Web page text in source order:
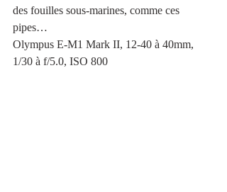
des fouilles sous-marines, comme ces
pipes…
Olympus E-M1 Mark II, 12-40 à 40mm,
1/30 à f/5.0, ISO 800